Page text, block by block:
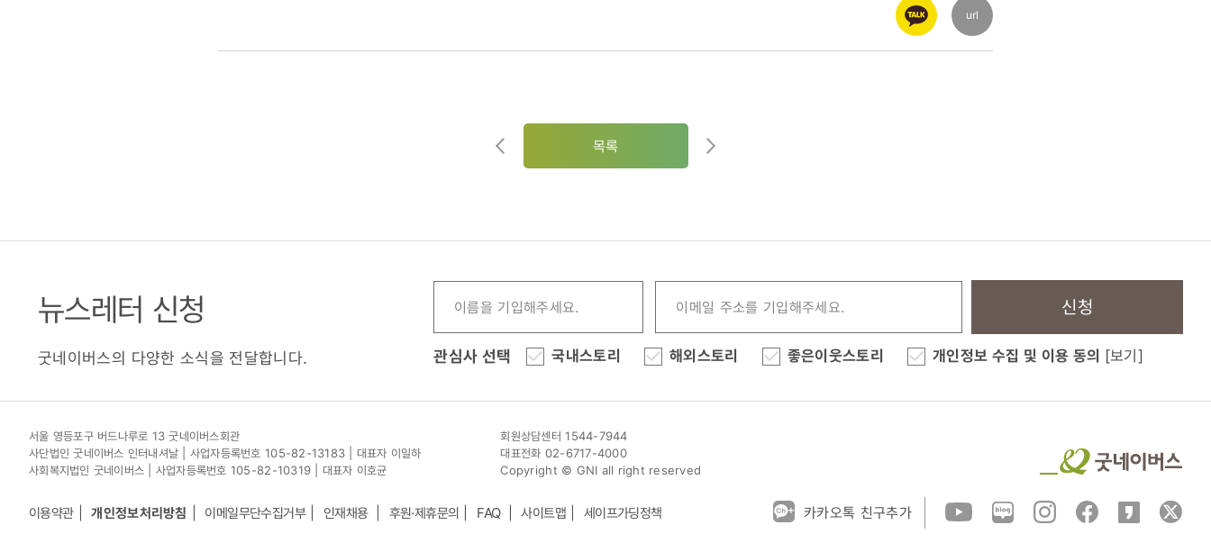
url
목록
뉴스레터 신청
굿네이버스의 다양한 소식을 전달합니다.
신청
관심사 선택 국내스토리 해외스토리 좋은이웃스토리 개인정보 수집 및 이용 동의 [보기]
서울 영등포구 버드나루로 13 굿네이버스회관
사단법인 굿네이버스 인터내셔날 | 사업자등록번호 105-82-13183 | 대표자 이일하
사회복지법인 굿네이버스 | 사업자등록번호 105-82-10319 | 대표자 이호균
회원상담센터 1544-7944
대표전화 02-6717-4000
Copyright © GNI all right reserved
이용약관 개인정보처리방침 이메일무단수집거부 인재채용 후원·제휴문의 FAQ 사이트맵 세이프가딩정책 카카오톡 친구추가